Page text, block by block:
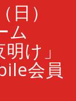
）
ム
け」
会員